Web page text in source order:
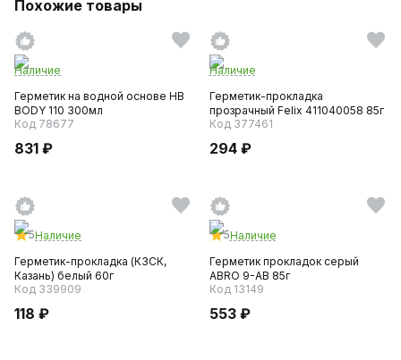
Похожие товары
Наличие
Герметик на водной основе HB
BODY 110 300мл
Код 78677
831 ₽
Наличие
Герметик-прокладка
прозрачный Felix 411040058 85г
Код 377461
294 ₽
5Наличие
Герметик-прокладка (КЗСК,
Казань) белый 60г
Код 339909
118 ₽
5Наличие
Герметик прокладок серый
ABRO 9-АВ 85г
Код 13149
553 ₽